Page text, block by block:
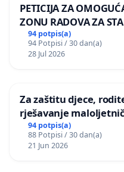
PETICIJA ZA
ZONU RADOVA ZA
Kamensko i Lemić Brdo
94 potpis(a)
94 Potpisi / 30 dan(a)
28 Jul 2026
Za zaštitu djece,
rješavanje
94 potpis(a)
88 Potpisi / 30 dan(a)
21 Jun 2026